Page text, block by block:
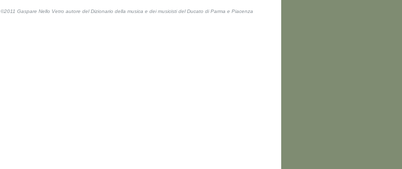
©2011 Gaspare Nello Vetro autore del Dizionario della musica e dei musicisti del Ducato di Parma e Piacenza